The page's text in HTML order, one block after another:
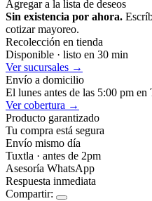
Agregar a la lista de deseos
Sin existencia por ahora.
cotizar mayoreo.
Recolección en tienda
Disponible · listo en 30 min
Ver sucursales →
Envío a domicilio
El lunes antes de las 5:00 pm en
Ver cobertura →
Producto garantizado
Tu compra está segura
Envío mismo día
Tuxtla · antes de 2pm
Asesoría WhatsApp
Respuesta inmediata
Compartir: